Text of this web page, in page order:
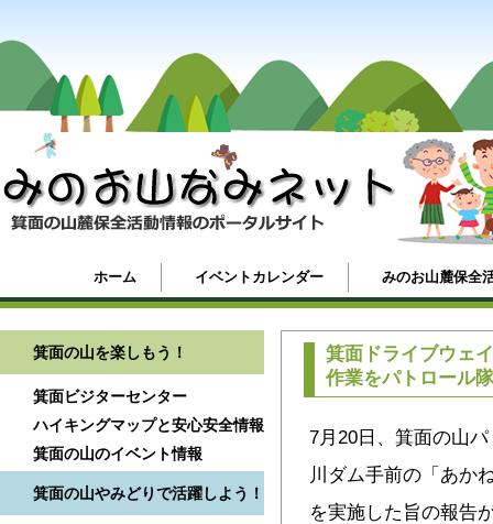
ホーム イベントカレンダー みのお山麓保全
箕面の山を楽しもう！
箕面ビジターセンター
ハイキングマップと安心安全情報
箕面の山のイベント情報
箕面の山やみどりで活躍しよう！
箕面ドライブウェ
作業をパトロール
7月20日、箕面の山
川ダム手前の「あか
を実施した旨の報告